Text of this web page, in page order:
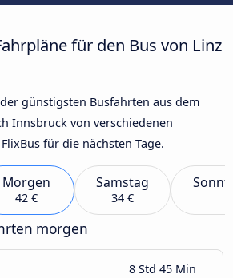
für den Bus von Linz
günstigsten Busfahrten aus dem
Innsbruck von verschiedenen
für die nächsten Tage.
Morgen
42 €
Samstag
34 €
morgen
8 Std 45 Min